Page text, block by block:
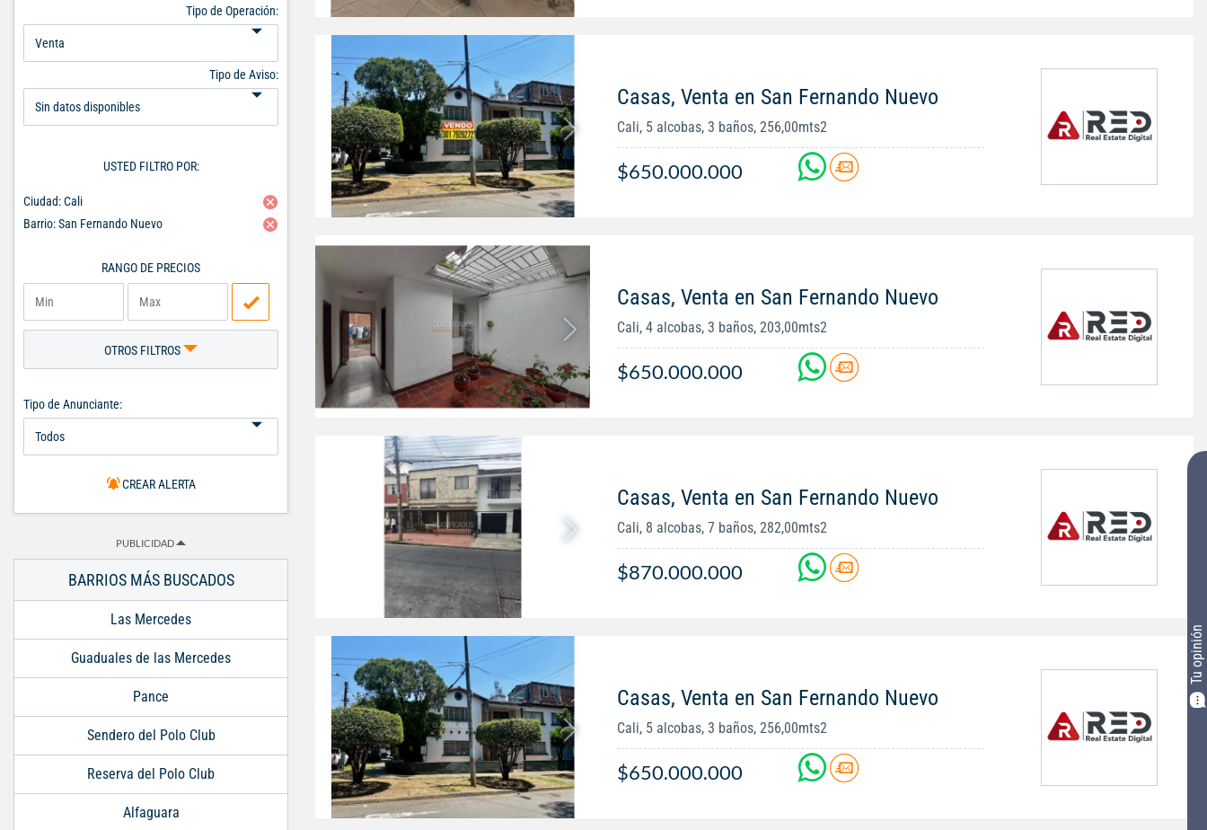
Tu opinión
Casas, Venta en San Fernando Nuevo
Cali, 5 alcobas, 3 baños, 256,00mts2
$650.000.000
Casas, Venta en San Fernando Nuevo
Cali, 4 alcobas, 3 baños, 203,00mts2
$650.000.000
Casas, Venta en San Fernando Nuevo
Cali, 8 alcobas, 7 baños, 282,00mts2
$870.000.000
Casas, Venta en San Fernando Nuevo
Cali, 5 alcobas, 3 baños, 256,00mts2
$650.000.000
Tipo de Operación:
Tipo de Aviso:
USTED FILTRO POR:
Ciudad: Cali
Barrio: San Fernando Nuevo
RANGO DE PRECIOS
OTROS FILTROS
Tipo de Anunciante:
CREAR ALERTA
PUBLICIDAD
BARRIOS MÁS BUSCADOS
Las Mercedes
Guaduales de las Mercedes
Pance
Sendero del Polo Club
Reserva del Polo Club
Alfaguara